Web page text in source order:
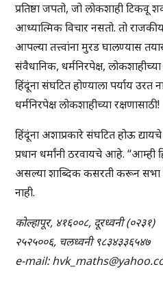
प्रतिष्ठा जपतो, जो लोकशाही टिकवू
आध्यात्मिक विचार नसतो. तो
आपल्या तत्त्वांना मुरड घालण्यास
संवैधानिक, धर्मनिरपेक्ष,
हिंदूंना संघटित होण्याला पर्याय उरत
धर्मनिरपेक्ष लोकशाहीच्या रक्षणासाठी!
हिंदूंना अशाप्रकारे संघटित होऊ
प्रधान धर्मांनी ठरवायचे आहे. “आम्ही
असल्या शाब्दिक कसरती करून सभा
नाही.
कोल्हापूर, ४१६००८, दूरध्वनी (०२३१)
२५२५००६, चलध्वनी ९८३४३३६५४७
e-mail: